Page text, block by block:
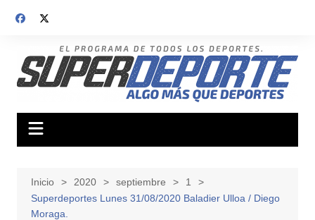
Inicio 2020 septiembre
1
Superdeportes Lunes 31/08/2020 Baladier Ulloa / Diego
Moraga.